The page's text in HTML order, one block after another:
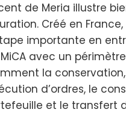
de Meria illustre
Créé en France,
importante en
avec un périmètre
la conservation,
d’ordres, le
et le transfert